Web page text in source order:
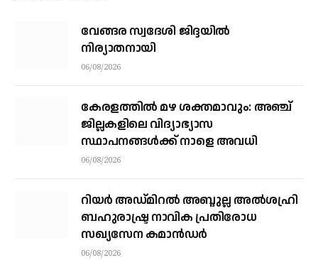
വേങ്ങര സ്വദേശി ജിദ്ദയിൽ
നിര്യാതനായി
06/08/2026
കേരളത്തില്‍ മഴ ശക്തമാവും: അഞ്ച്
ജില്ലകളിലെ വിദ്യാഭ്യാസ
സ്ഥാപനങ്ങള്‍ക്ക് നാളെ അവധി
06/08/2026
റിയര്‍ അഡ്മിറല്‍ അബ്ദുല്ല അല്‍ശഹ്രി
ബഹുരാഷ്ട്ര നാവിക പ്രതിരോധ
സഖ്യസേന കമാന്‍ഡര്‍
06/08/2026